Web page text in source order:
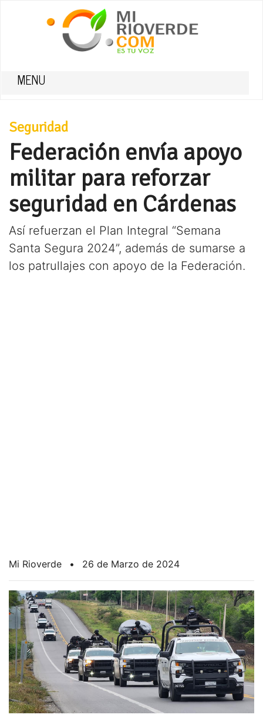
MENU
Seguridad
Federación envía apoyo
militar para reforzar
seguridad en Cárdenas
Así refuerzan el Plan Integral “Semana
Santa Segura 2024”, además de sumarse a
los patrullajes con apoyo de la Federación.
Mi Rioverde • 26 de Marzo de 2024